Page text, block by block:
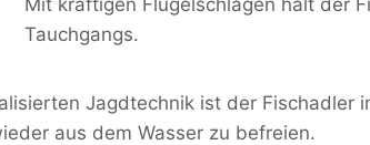
Tauchgangs.
Jagdtechnik ist der Fischadler
aus dem Wasser zu befreien.